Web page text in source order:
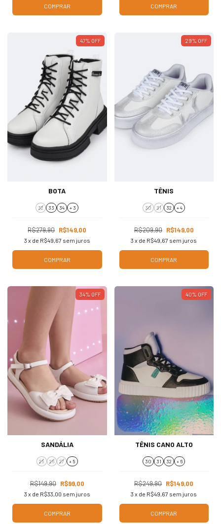
COMPRAR COMPRAR
47% OFF
BOTA
32 33 34 + 3
R$279,90 R$149,00
3 x de R$49,67 sem juros
COMPRAR
29% OFF
TÊNIS
30 31 32 + 4
R$209,90 R$149,00
3 x de R$49,67 sem juros
COMPRAR
34% OFF
SANDÁLIA
25 26 27 + 5
R$149,90 R$99,00
3 x de R$33,00 sem juros
COMPRAR
40% OFF
TÊNIS CANO ALTO
30 31 32 + 6
R$249,90 R$149,00
3 x de R$49,67 sem juros
COMPRAR